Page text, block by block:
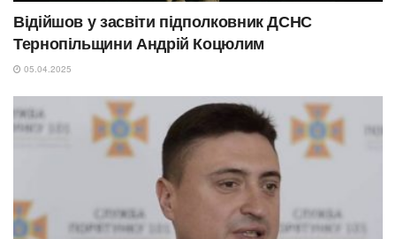
Відійшов у засвіти підполковник ДСНС
Тернопільщини Андрій Коцюлим
05.04.2025